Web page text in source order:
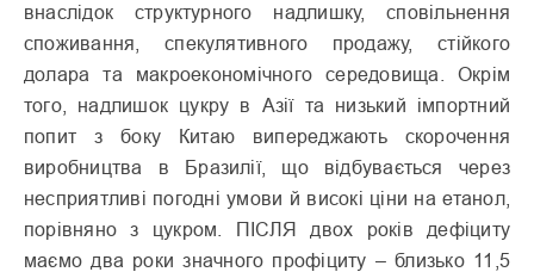
внаслідок структурного надлишку, сповільнення
споживання, спекулятивного продажу, стійкого
долара та макроекономічного середовища. Окрім
того, надлишок цукру в Азії та низький імпортний
попит з боку Китаю випереджають скорочення
виробництва в Бразилії, що відбувається через
несприятливі погодні умови й високі ціни на етанол,
порівняно з цукром. ПІСЛЯ двох років дефіциту
маємо два роки значного профіциту – близько 11,5